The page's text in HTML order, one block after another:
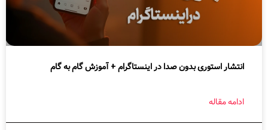
انتشار استوری بدون صدا در اینستاگرام + آموزش گام به گام
ادامه مقاله